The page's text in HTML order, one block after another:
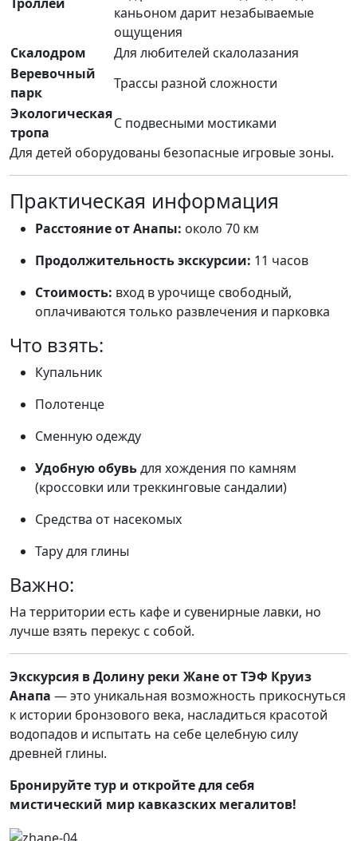
каньоном дарит незабываемые
ощущения
Скалодром
Для любителей скалолазания
Веревочный
парк
Трассы разной сложности
Экологическая
тропа
С подвесными мостиками
Для детей оборудованы безопасные игровые зоны.
Практическая информация
Расстояние от Анапы: около 70 км
Продолжительность экскурсии: 11 часов
Стоимость: вход в урочище свободный,
оплачиваются только развлечения и парковка
Что взять:
Купальник
Полотенце
Сменную одежду
Удобную обувьдля хождения по камням
(кроссовки или треккинговые сандалии)
Средства от насекомых
Тару для глины
Важно:
На территории есть кафе и сувенирные лавки, но
лучше взять перекус с собой.
Экскурсия в Долину реки Жане от ТЭФ Круиз
Анапа — это уникальная возможность прикоснуться
к истории бронзового века, насладиться красотой
водопадов и испытать на себе целебную силу
древней глины.
Бронируйте тур и откройте для себя
мистический мир кавказских мегалитов!